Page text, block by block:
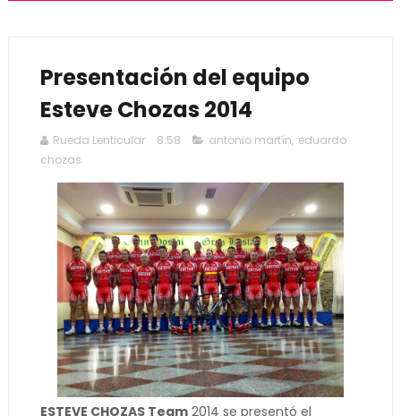
Presentación del equipo
Esteve Chozas 2014
Rueda Lenticular 8:58 antonio martín, eduardo
chozas
ESTEVE CHOZAS Team2014 se presentó el